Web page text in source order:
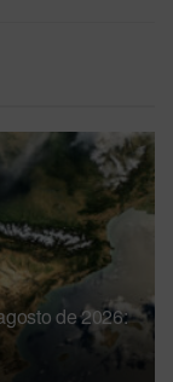
de 2026: